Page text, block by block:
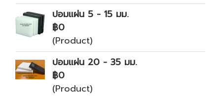
ปอมแผ่น 5 - 15 มม.
฿0
(Product)
ปอมแผ่น 20 - 35 มม.
฿0
(Product)